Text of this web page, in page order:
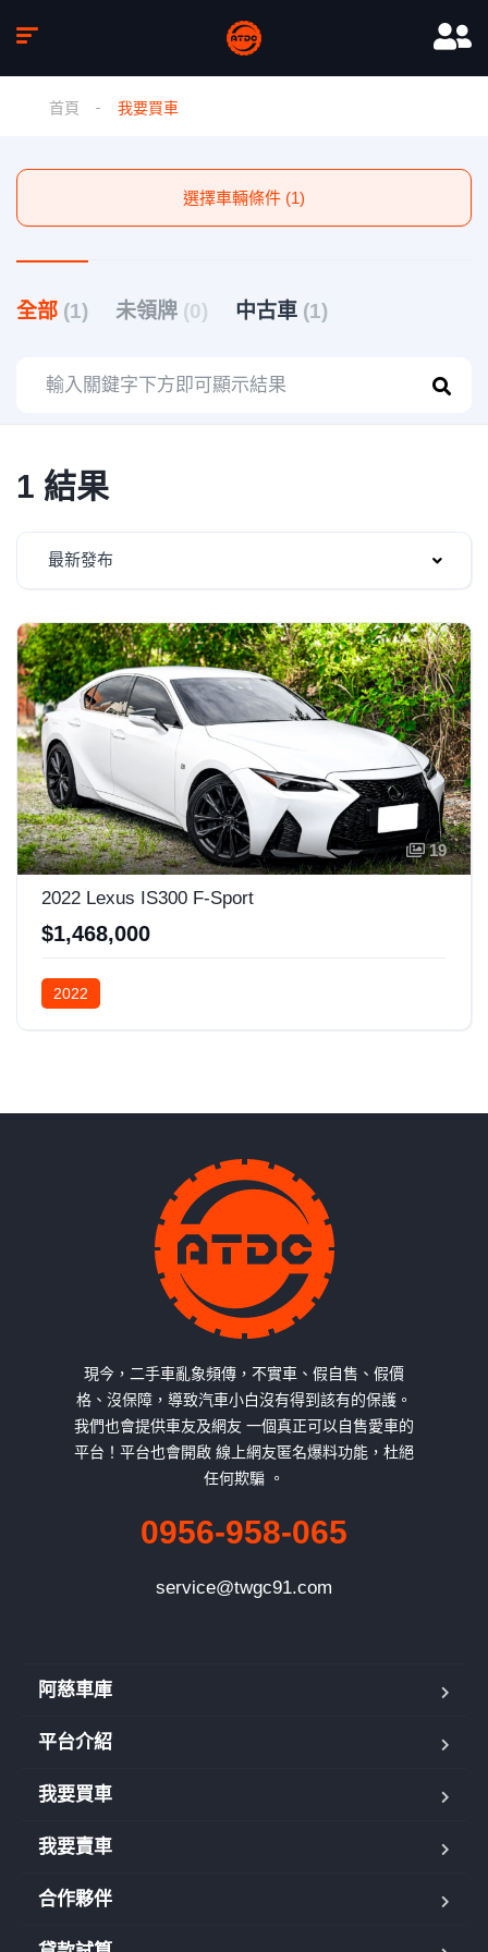
首頁 我要買車
選擇車輛條件 (1)
全部 (1) 未領牌 (0) 中古車 (1)
1 結果
最新發布
19
2022 Lexus IS300 F-Sport
$1,468,000
2022
現今，二手車亂象頻傳，不實車、假自售、假價
格、沒保障，導致汽車小白沒有得到該有的保護。
我們也會提供車友及網友 一個真正可以自售愛車的
平台！平台也會開啟 線上網友匿名爆料功能，杜絕
任何欺騙 。
0956-958-065
service@twgc91.com
阿慈車庫
平台介紹
我要買車
我要賣車
合作夥伴